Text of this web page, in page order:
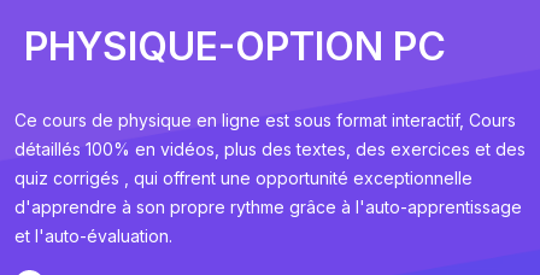
PHYSIQUE-OPTION PC
Ce cours de physique en ligne est sous format interactif, Cours
détaillés 100% en vidéos, plus des textes, des exercices et des
quiz corrigés , qui offrent une opportunité exceptionnelle
d'apprendre à son propre rythme grâce à l'auto-apprentissage
et l'auto-évaluation.